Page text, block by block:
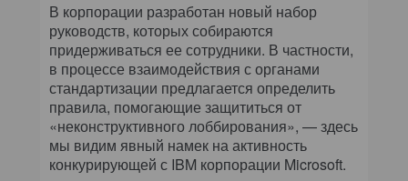
В корпорации разработан новый набор
руководств, которых собираются
придерживаться ее сотрудники. В частности,
в процессе взаимодействия с органами
стандартизации предлагается определить
правила, помогающие защититься от
«неконструктивного лоббирования», — здесь
мы видим явный намек на активность
конкурирующей с IBM корпорации Microsoft.